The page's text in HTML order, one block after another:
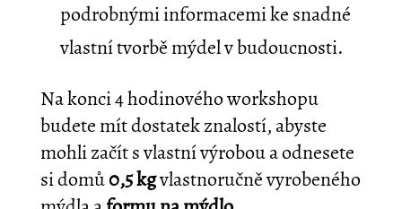
podrobnými informacemi ke snadné
vlastní tvorbě mýdel v budoucnosti.
Na konci 4 hodinového workshopu
budete mít dostatek znalostí, abyste
mohli začít s vlastní výrobou a odnesete
si domů0,5 kgvlastnoručně vyrobeného